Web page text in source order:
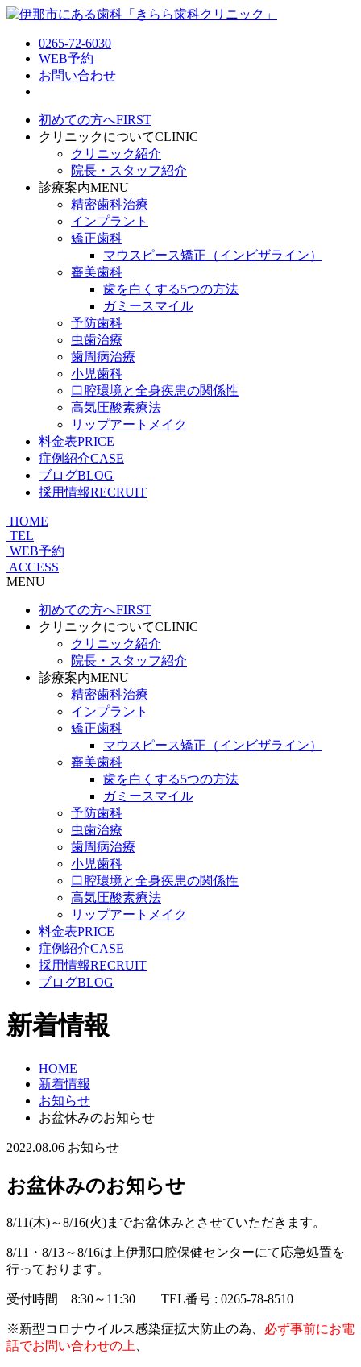
0265-72-6030
WEB予約
お問い合わせ
初めての方へFIRST
クリニックについてCLINIC
クリニック紹介
院長・スタッフ紹介
診療案内MENU
精密歯科治療
インプラント
矯正歯科
マウスピース矯正（インビザライン）
審美歯科
歯を白くする5つの方法
ガミースマイル
予防歯科
虫歯治療
歯周病治療
小児歯科
口腔環境と全身疾患の関係性
高気圧酸素療法
リップアートメイク
料金表PRICE
症例紹介CASE
ブログBLOG
採用情報RECRUIT
HOME
TEL
WEB予約
ACCESS
MENU
初めての方へFIRST
クリニックについてCLINIC
クリニック紹介
院長・スタッフ紹介
診療案内MENU
精密歯科治療
インプラント
矯正歯科
マウスピース矯正（インビザライン）
審美歯科
歯を白くする5つの方法
ガミースマイル
予防歯科
虫歯治療
歯周病治療
小児歯科
口腔環境と全身疾患の関係性
高気圧酸素療法
リップアートメイク
料金表PRICE
症例紹介CASE
採用情報RECRUIT
ブログBLOG
新着情報
HOME
新着情報
お知らせ
お盆休みのお知らせ
2022.08.06 お知らせ
お盆休みのお知らせ
8/11(木)～8/16(火)までお盆休みとさせていただきます。
8/11・8/13～8/16は上伊那口腔保健センターにて応急処置を
行っております。
受付時間 8:30～11:30 TEL番号 : 0265-78-8510
※新型コロナウイルス感染症拡大防止の為、 必ず事前にお電
話でお問い合わせの上